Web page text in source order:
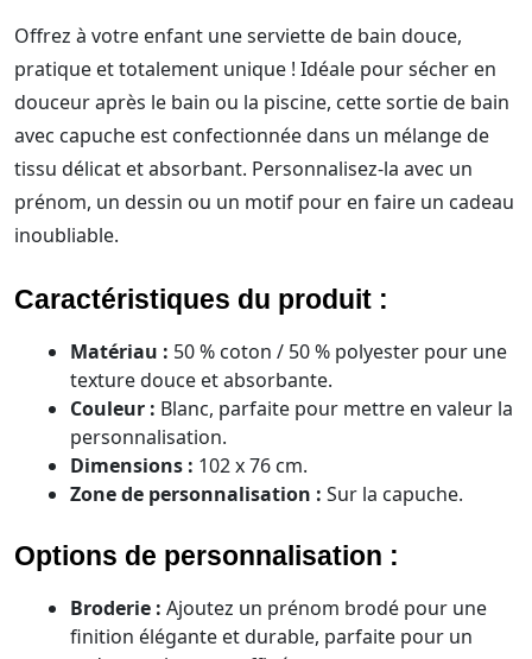
Offrez à votre enfant une serviette de bain douce,
pratique et totalement unique ! Idéale pour sécher en
douceur après le bain ou la piscine, cette sortie de bain
avec capuche est confectionnée dans un mélange de
tissu délicat et absorbant. Personnalisez-la avec un
prénom, un dessin ou un motif pour en faire un cadeau
inoubliable.
Caractéristiques du produit :
Matériau : 50 % coton / 50 % polyester pour une
texture douce et absorbante.
Couleur : Blanc, parfaite pour mettre en valeur la
personnalisation.
Dimensions : 102 x 76 cm.
Zone de personnalisation : Sur la capuche.
Options de personnalisation :
Broderie : Ajoutez un prénom brodé pour une
finition élégante et durable, parfaite pour un